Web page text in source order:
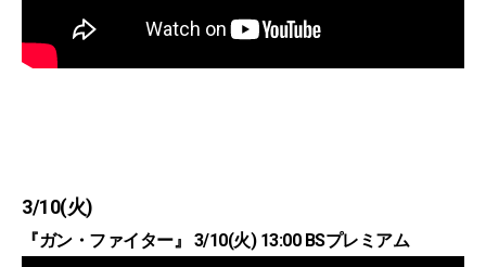
3/10(火)
『ガン・ファイター』 3/10(火) 13:00 BSプレミアム